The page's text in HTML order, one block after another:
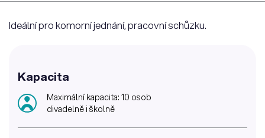
Ideální pro komorní jednání, pracovní schůzku.
Kapacita
Maximální kapacita: 10 osob
divadelně i školně